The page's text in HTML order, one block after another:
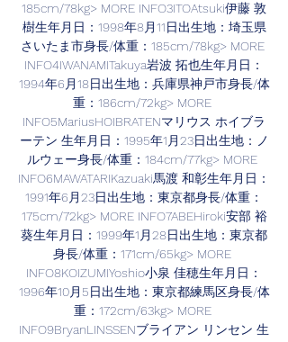
185cm/78kg> MORE INFO3ITOAtsuki伊藤 敦
樹生年月日：1998年8月11日出生地：埼玉県
さいたま市身長/体重：185cm/78kg> MORE
INFO4IWANAMITakuya岩波 拓也生年月日：
1994年6月18日出生地：兵庫県神戸市身長/体
重：186cm/72kg> MORE
INFO5MariusHOIBRATENマリウス ホイブラ
ーテン 生年月日：1995年1月23日出生地：ノ
ルウェー身長/体重：184cm/77kg> MORE
INFO6MAWATARIKazuaki馬渡 和彰生年月日：
1991年6月23日出生地：東京都身長/体重：
175cm/72kg> MORE INFO7ABEHiroki安部 裕
葵生年月日：1999年1月28日出生地：東京都
身長/体重：171cm/65kg> MORE
INFO8KOIZUMIYoshio小泉 佳穂生年月日：
1996年10月5日出生地：東京都練馬区身長/体
重：172cm/63kg> MORE
INFO9BryanLINSSENブライアン リンセン 生